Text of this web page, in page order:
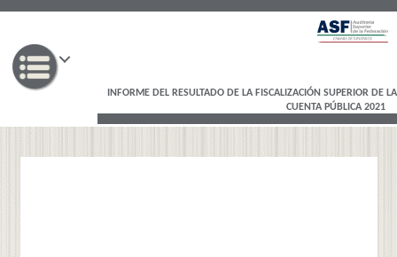
INFORME DEL RESULTADO DE LA FISCALIZACIÓN SUPERIOR DE LA
CUENTA PÚBLICA 2021